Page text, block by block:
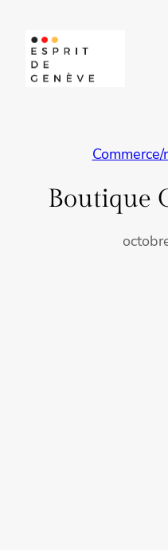
contenu
Boutique